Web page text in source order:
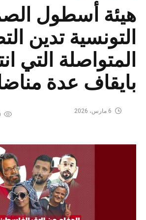
هيئة أسطول
التونسية تدين
المتواصلة التي
بايقاف عدة
6 مارس، 2026